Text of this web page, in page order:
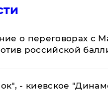
о переговорах с
российской
- киевское